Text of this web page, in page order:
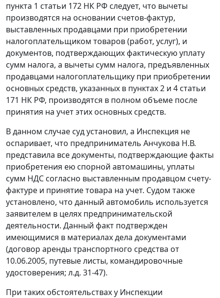
пункта 1 статьи 172 НК РФ следует, что вычеты
производятся на основании счетов-фактур,
выставленных продавцами при приобретении
налогоплательщиком товаров (работ, услуг), и
документов, подтверждающих фактическую уплату
сумм налога, а вычеты сумм налога, предъявленных
продавцами налогоплательщику при приобретении
основных средств, указанных в пунктах 2 и 4 статьи
171 НК РФ, производятся в полном объеме после
принятия на учет этих основных средств.
В данном случае суд установил, а Инспекция не
оспаривает, что предприниматель Анчукова Н.В.
представила все документы, подтверждающие факты
приобретения ею спорной автомашины, уплаты
сумм НДС согласно выставленным продавцом счету-
фактуре и принятие товара на учет. Судом также
установлено, что данный автомобиль используется
заявителем в целях предпринимательской
деятельности. Данный факт подтвержден
имеющимися в материалах дела документами
(договор аренды транспортного средства от
10.06.2005, путевые листы, командировочные
удостоверения; л.д. 31-47).
При таких обстоятельствах у Инспекции